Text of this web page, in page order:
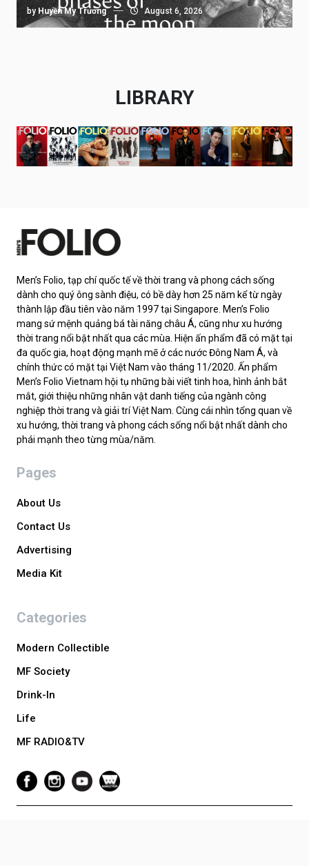
by Huyền My Trương August 6, 2026
LIBRARY
Men’s Folio, tạp chí quốc tế về thời trang và phong cách sống
dành cho quý ông sành điệu, có bề dày hơn 25 năm kể từ ngày
thành lập đầu tiên vào năm 1997 tại Singapore. Men’s Folio
mang sứ mệnh quảng bá tài năng châu Á, cũng như xu hướng
thời trang nổi bật nhất qua các mùa. Hiện ấn phẩm đã có mặt tại
đa quốc gia, hoạt động mạnh mẽ ở các nước Đông Nam Á, và
chính thức có mặt tại Việt Nam vào tháng 11/2020. Ấn phẩm
Men’s Folio Vietnam hội tụ những bài viết tinh hoa, hình ảnh bắt
mắt, giới thiệu những nhân vật danh tiếng của ngành công
nghiệp thời trang và giải trí Việt Nam. Cùng cái nhìn tổng quan về
xu hướng, thời trang và phong cách sống nổi bật nhất dành cho
phái mạnh theo từng mùa/năm.
Pages
About Us
Contact Us
Advertising
Media Kit
Categories
Modern Collectible
MF Society
Drink-In
Life
MF RADIO&TV